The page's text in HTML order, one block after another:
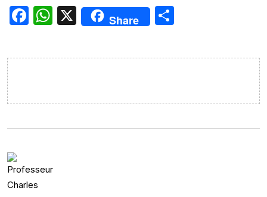
Facebook
WhatsApp
X Share